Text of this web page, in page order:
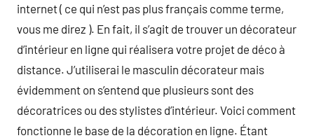
internet ( ce qui n’est pas plus français comme terme,
vous me direz ). En fait, il s’agit de trouver un décorateur
d’intérieur en ligne qui réalisera votre projet de déco à
distance. J’utiliserai le masculin décorateur mais
évidemment on s’entend que plusieurs sont des
décoratrices ou des stylistes d’intérieur. Voici comment
fonctionne le base de la décoration en ligne. Étant